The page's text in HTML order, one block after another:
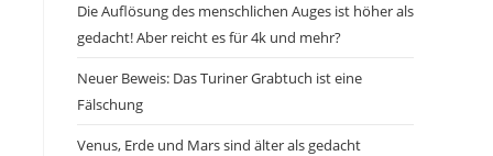
Die Auflösung des menschlichen Auges ist höher als
gedacht! Aber reicht es für 4k und mehr?
Neuer Beweis: Das Turiner Grabtuch ist eine
Fälschung
Venus, Erde und Mars sind älter als gedacht